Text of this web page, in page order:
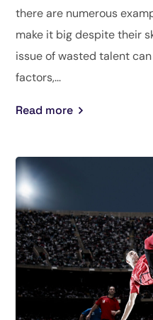
there are numerous
make it big despite their
issue of wasted talent
factors,...
Read more